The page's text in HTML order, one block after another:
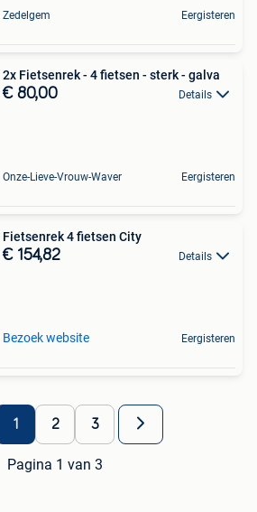
Zedelgem Eergisteren
2x Fietsenrek - 4 fietsen - sterk - galva
€ 80,00 Details
Onze-Lieve-Vrouw-Waver Eergisteren
Fietsenrek 4 fietsen City
€ 154,82 Details
Bezoek website Eergisteren
1 2 3
Pagina 1 van 3